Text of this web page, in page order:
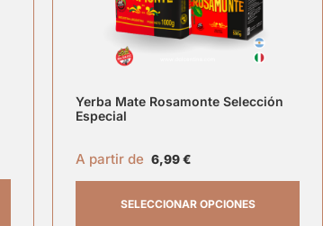
Yerba Mate Rosamonte Selección
Especial
A partir de 6,99€
SELECCIONAR OPCIONES